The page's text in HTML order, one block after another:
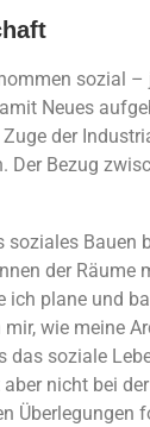
sozial
Neues
der
Bezug
Bauen
der Räume
plane und
wie meine
soziale
nicht bei